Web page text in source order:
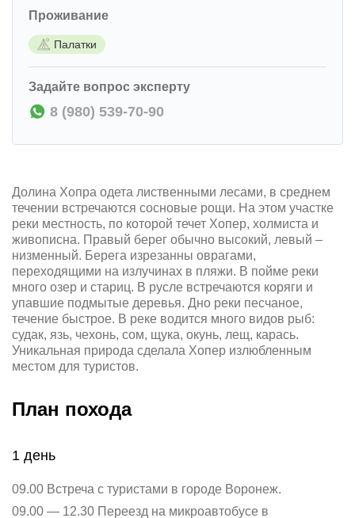
Долина Хопра одета лиственными лесами, в среднем
течении встречаются сосновые рощи. На этом участке
реки местность, по которой течет Хопер, холмиста и
живописна. Правый берег обычно высокий, левый –
низменный. Берега изрезанны оврагами,
переходящими на излучинах в пляжи. В пойме реки
много озер и стариц. В русле встречаются коряги и
упавшие подмытые деревья. Дно реки песчаное,
течение быстрое. В реке водится много видов рыб:
судак, язь, чехонь, сом, щука, окунь, лещ, карась.
Уникальная природа сделала Хопер излюбленным
местом для туристов.
План похода
1 день
09.00 Встреча с туристами в городе Воронеж.
09.00 — 12.30 Переезд на микроавтобусе в
Проживание
Палатки
Задайте вопрос эксперту
8 (980) 539-70-90